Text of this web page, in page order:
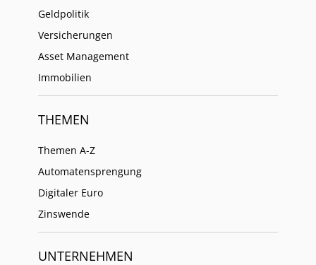
Geldpolitik
Versicherungen
Asset Management
Immobilien
THEMEN
Themen A-Z
Automatensprengung
Digitaler Euro
Zinswende
UNTERNEHMEN